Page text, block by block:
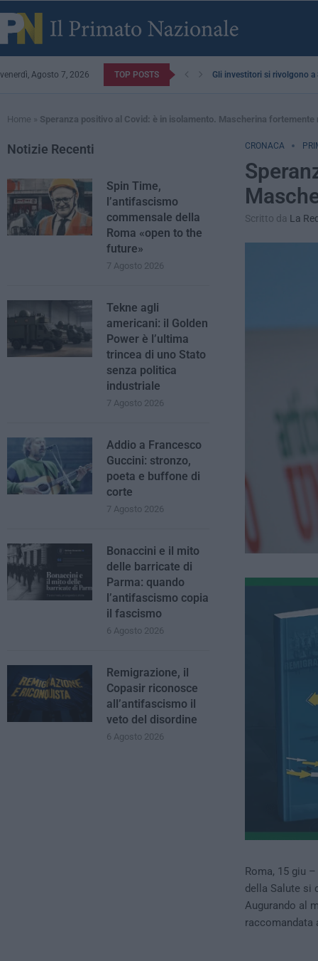
venerdì, Agosto 7, 2026 TOP POSTS Gli investitori si rivolgono a
Home » Speranza positivo al Covid: è in isolamento. Mascherina fortemente
CRONACA
Scritto da La
Roma, 15 giu –
della Salute si
Augurando al
raccomandata
Notizie Recenti
Spin Time,
l’antifascismo
commensale della
Roma «open to the
future»
7 Agosto 2026
Tekne agli
americani: il Golden
Power è l’ultima
trincea di uno Stato
senza politica
industriale
7 Agosto 2026
Addio a Francesco
Guccini: stronzo,
poeta e buffone di
corte
7 Agosto 2026
Bonaccini e il mito
delle barricate di
Parma: quando
l’antifascismo copia
il fascismo
6 Agosto 2026
Remigrazione, il
Copasir riconosce
all’antifascismo il
veto del disordine
6 Agosto 2026